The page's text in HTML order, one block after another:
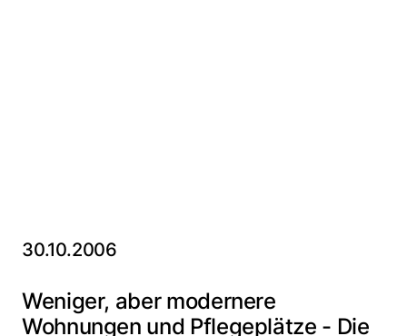
30.10.2006
Weniger, aber modernere
Wohnungen und Pflegeplätze - Die